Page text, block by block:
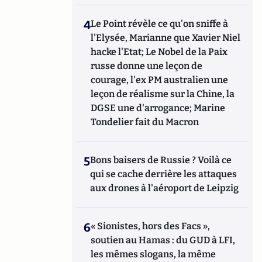
4Le Point révèle ce qu'on sniffe à
l'Elysée, Marianne que Xavier Niel
hacke l'Etat; Le Nobel de la Paix
russe donne une leçon de
courage, l'ex PM australien une
leçon de réalisme sur la Chine, la
DGSE une d'arrogance; Marine
Tondelier fait du Macron
5Bons baisers de Russie ? Voilà ce
qui se cache derrière les attaques
aux drones à l'aéroport de Leipzig
6« Sionistes, hors des Facs »,
soutien au Hamas : du GUD à LFI,
les mêmes slogans, la même